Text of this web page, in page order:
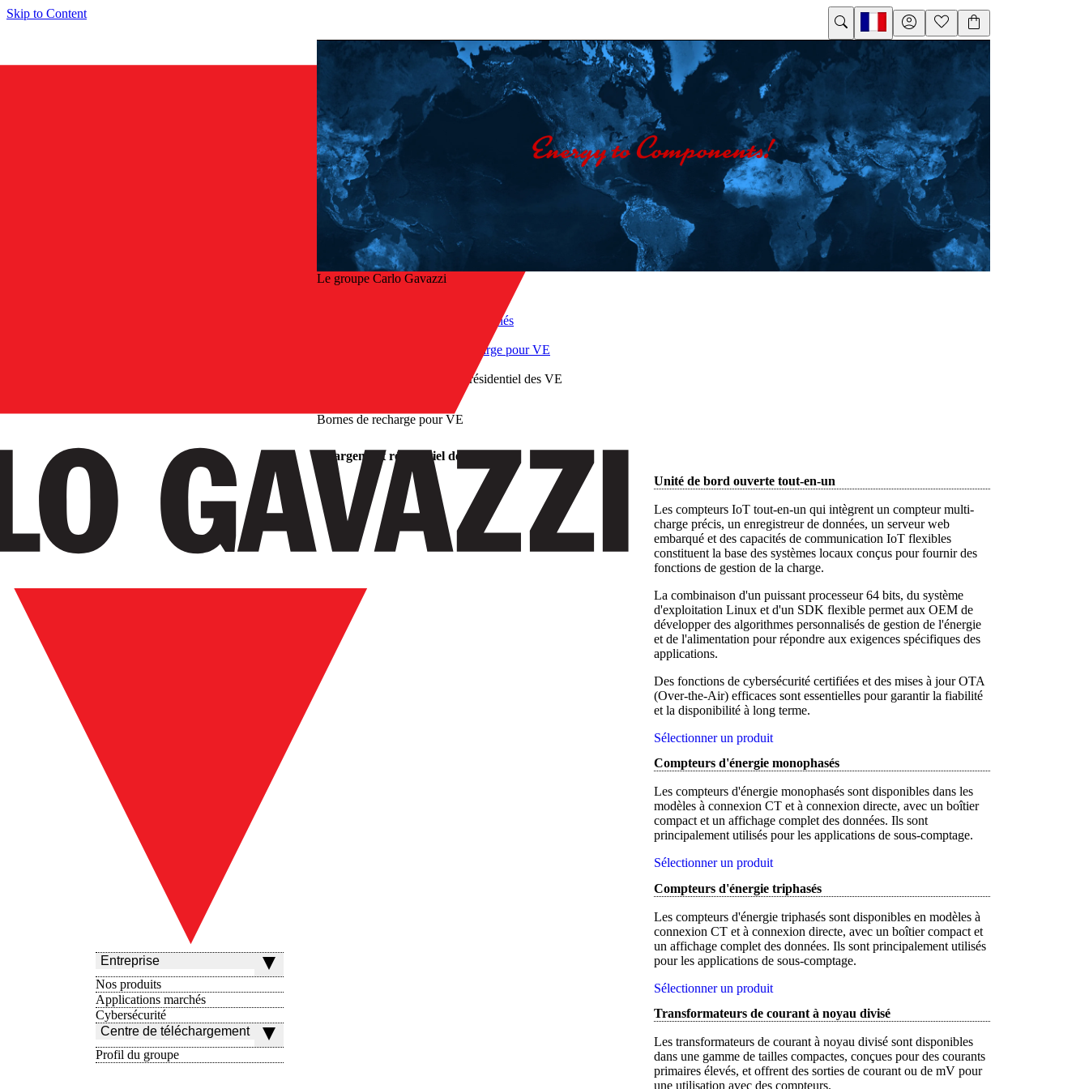
Skip to Content
Entreprise
Nos produits
Applications marchés
Cybersécurité
Centre de téléchargement
Profil du groupe
Le groupe Carlo Gavazzi
Applications marchés
Bornes de recharge pour VE
Chargement résidentiel des VE
Bornes de recharge pour VE
Chargement résidentiel des VE
Unité de bord ouverte tout-en-un
Les compteurs IoT tout-en-un qui intègrent un compteur multi-
charge précis, un enregistreur de données, un serveur web
embarqué et des capacités de communication IoT flexibles
constituent la base des systèmes locaux conçus pour fournir des
fonctions de gestion de la charge.
La combinaison d'un puissant processeur 64 bits, du système
d'exploitation Linux et d'un SDK flexible permet aux OEM de
développer des algorithmes personnalisés de gestion de l'énergie
et de l'alimentation pour répondre aux exigences spécifiques des
applications.
Des fonctions de cybersécurité certifiées et des mises à jour OTA
(Over-the-Air) efficaces sont essentielles pour garantir la fiabilité
et la disponibilité à long terme.
Sélectionner un produit
Compteurs d'énergie monophasés
Les compteurs d'énergie monophasés sont disponibles dans les
modèles à connexion CT et à connexion directe, avec un boîtier
compact et un affichage complet des données. Ils sont
principalement utilisés pour les applications de sous-comptage.
Sélectionner un produit
Compteurs d'énergie triphasés
Les compteurs d'énergie triphasés sont disponibles en modèles à
connexion CT et à connexion directe, avec un boîtier compact et
un affichage complet des données. Ils sont principalement utilisés
pour les applications de sous-comptage.
Sélectionner un produit
Transformateurs de courant à noyau divisé
Les transformateurs de courant à noyau divisé sont disponibles
dans une gamme de tailles compactes, conçues pour des courants
primaires élevés, et offrent des sorties de courant ou de mV pour
une utilisation avec des compteurs.